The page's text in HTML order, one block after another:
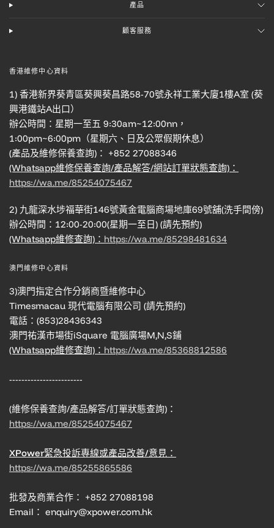
產品
顧客服務
香港維修中心資料
1) 香港新界葵青區葵興葵昌路58-70號永祥工業大廈1樓A室 (葵
興港鐵站A出口）
辦公時間：星期一至五 9:30am~12:00nn，
1:00pm~6:00pm（星期六、日及公眾假期休息）
(產品及維修保養查詢)： +852 27088346
(Whatsapp維修保養查詢/產品解答/網站訂單狀態查詢)：
https://wa.me/85254075467
2) 九龍深水埗福華街146號黃金電腦商場地庫69號舖(洗手間傍)
辦公時間：12:00-20:00(星期一至日) (請先預約)
(Whatsapp維修查詢)： https://wa.me/85298481634
澳門維修中心資料
3)澳門指定合作分銷商暨維修中心
Timesmacau 現代電腦有限公司 (請先預約)
電話：(853)28436343
澳門祐漢市場街iSquare 電腦廣場M,N,S鋪
(Whatsapp維修查詢)： https://wa.me/85368812586
------------------------
(維修保養查詢/產品解答/訂單狀態查詢)：
https://wa.me/85254075467
XPower緊急投訴專線或產品改善/意見：
https://wa.me/85255865586
批發及商業合作： +852 27088198
Email： enquiry@xpower.com.hk